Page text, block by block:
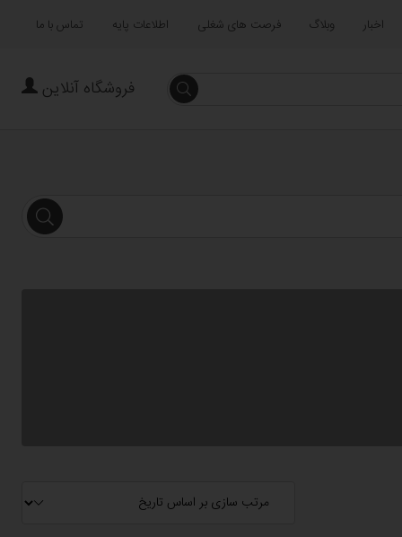
اخبار وبلاگ فرصت های شغلی اطلاعات پایه تماس با ما
جستجو فروشگاه آنلاین